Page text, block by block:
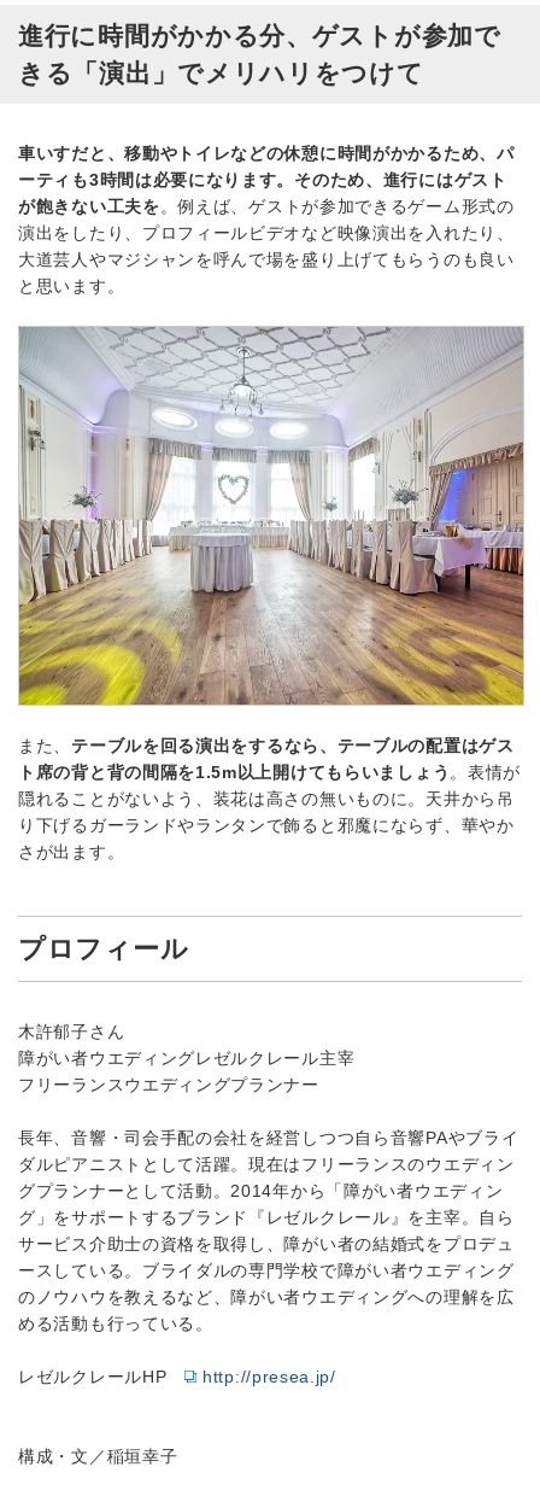
進行に時間がかかる分、ゲストが参加で
きる「演出」でメリハリをつけて
車いすだと、移動やトイレなどの休憩に時間がかかるため、パ
ーティも3時間は必要になります。そのため、進行にはゲスト
が飽きない工夫を。例えば、ゲストが参加できるゲーム形式の
演出をしたり、プロフィールビデオなど映像演出を入れたり、
大道芸人やマジシャンを呼んで場を盛り上げてもらうのも良い
と思います。
また、 テーブルを回る演出をするなら、テーブルの配置はゲス
ト席の背と背の間隔を1.5m以上開けてもらいましょう 。表情が
隠れることがないよう、装花は高さの無いものに。天井から吊
り下げるガーランドやランタンで飾ると邪魔にならず、華やか
さが出ます。
プロフィール
木許郁子さん
障がい者ウエディングレゼルクレール主宰
フリーランスウエディングプランナー
長年、音響・司会手配の会社を経営しつつ自ら音響PAやブライ
ダルピアニストとして活躍。現在はフリーランスのウエディン
グプランナーとして活動。2014年から「障がい者ウエディン
グ」をサポートするブランド『レゼルクレール』を主宰。自ら
サービス介助士の資格を取得し、障がい者の結婚式をプロデュ
ースしている。ブライダルの専門学校で障がい者ウエディング
のノウハウを教えるなど、障がい者ウエディングへの理解を広
める活動も行っている。
レゼルクレールHP http://presea.jp/
構成・文／稲垣幸子